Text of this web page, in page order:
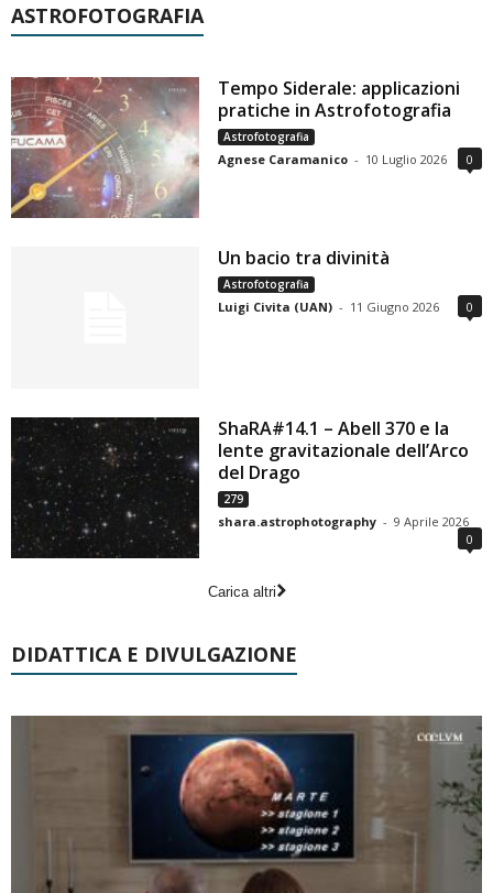
ASTROFOTOGRAFIA
Tempo Siderale: applicazioni
pratiche in Astrofotografia
Astrofotografia
Agnese Caramanico - 10 Luglio 2026 0
Un bacio tra divinità
Astrofotografia
Luigi Civita (UAN) - 11 Giugno 2026 0
ShaRA#14.1 – Abell 370 e la
lente gravitazionale dell’Arco
del Drago
279
shara.astrophotography - 9 Aprile 2026
0
Carica altri
DIDATTICA E DIVULGAZIONE